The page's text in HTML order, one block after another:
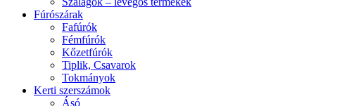
Fúrószárak
Fafúrók
Fémfúrók
Kőzetfúrók
Tiplik, Csavarok
Tokmányok
Kerti szerszámok
Ásó